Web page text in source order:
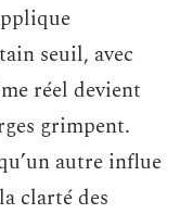
seuil, avec
réel devient
grimpent.
autre influe
clarté des